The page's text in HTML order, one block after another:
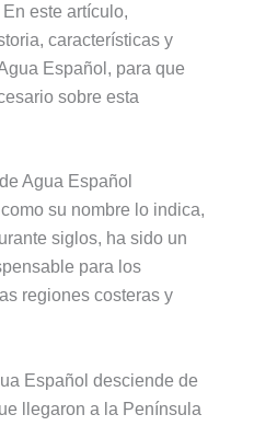
este artículo,
características y
Español, para que
sobre esta
Agua Español
su nombre lo indica,
siglos, ha sido un
para los
regiones costeras y
Español desciende de
llegaron a la Península